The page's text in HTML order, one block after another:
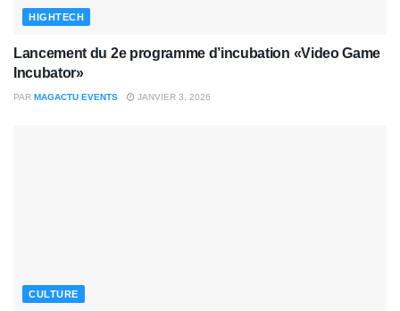
HIGHTECH
Lancement du 2e programme d’incubation «Video Game
Incubator»
PAR MAGACTU EVENTS JANVIER 3, 2026
CULTURE